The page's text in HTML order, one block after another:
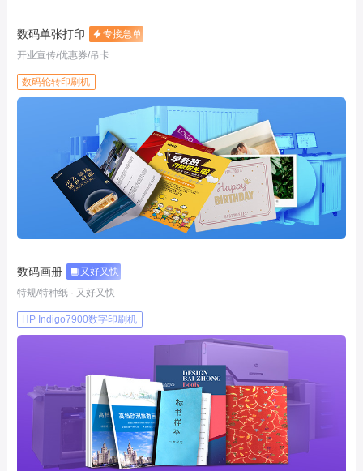
数码单张打印
专接急单
开业宣传/优惠券/吊卡
数码轮转印刷机
数码画册
又好又快
特规/特种纸 · 又好又快
HP Indigo7900数字印刷机